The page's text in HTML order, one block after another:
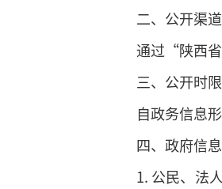
二、公开渠道
通过“陕西
三、公开时限
自政务信息
四、政府信
1. 公民、法